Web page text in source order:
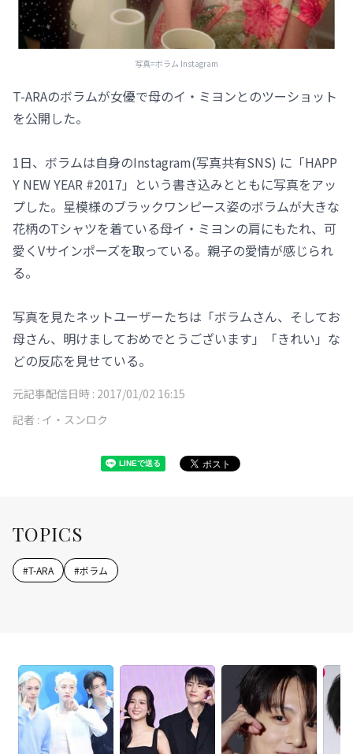
写真=ボラム Instagram
T-ARAのボラムが女優で母のイ・ミヨンとのツーショット
を公開した。
1日、ボラムは自身のInstagram(写真共有SNS) に「HAPP
Y NEW YEAR #2017」という書き込みとともに写真をアッ
プした。星模様のブラックワンピース姿のボラムが大きな
花柄のTシャツを着ている母イ・ミヨンの肩にもたれ、可
愛くVサインポーズを取っている。親子の愛情が感じられ
る。
写真を見たネットユーザーたちは「ボラムさん、そしてお
母さん、明けましておめでとうございます」「きれい」な
どの反応を見せている。
元記事配信日時 : 2017/01/02 16:15
記者 : イ・スンロク
TOPICS
#T-ARA #ボラム